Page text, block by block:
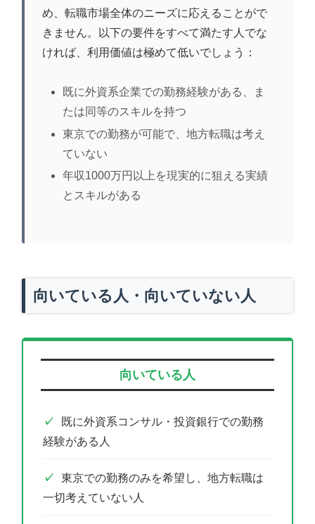
め、転職市場全体のニーズに応えることがで
きません。以下の要件をすべて満たす人でな
ければ、利用価値は極めて低いでしょう：
既に外資系企業での勤務経験がある、ま
たは同等のスキルを持つ
東京での勤務が可能で、地方転職は考え
ていない
年収1000万円以上を現実的に狙える実績
とスキルがある
向いている人・向いていない人
向いている人
既に外資系コンサル・投資銀行での勤務
経験がある人
東京での勤務のみを希望し、地方転職は
一切考えていない人